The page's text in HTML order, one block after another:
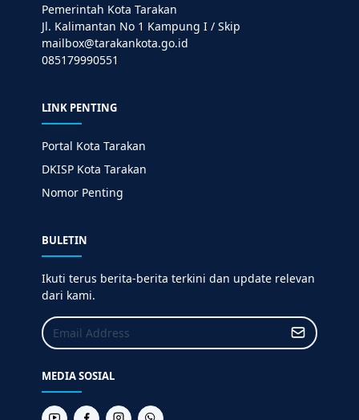
Pemerintah Kota Tarakan
Jl. Kalimantan No 1 Kampung I / Skip
mailbox@tarakankota.go.id
085179990551
LINK PENTING
Portal Kota Tarakan
DKISP Kota Tarakan
Nomor Penting
BULETIN
Ikuti terus berita-berita terkini dan update relevan
dari kami.
MEDIA SOSIAL